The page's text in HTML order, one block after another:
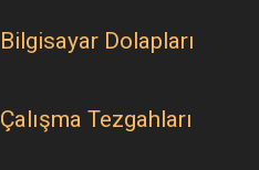
Bilgisayar Dolapları
Çalışma Tezgahları